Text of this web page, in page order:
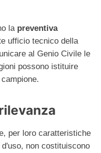
la preventiva
ufficio tecnico della
al Genio Civile le
possono istituire
per loro caratteristiche
non costituiscono